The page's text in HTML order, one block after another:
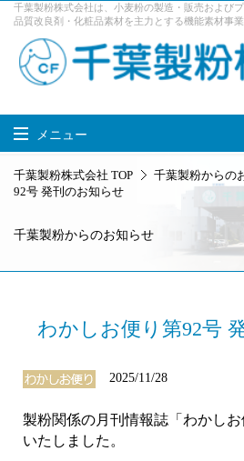
千葉製粉株式会社は、小麦粉の製造・販売および
品質改良剤・化粧品素材を主力とする機能素材事業
メニュー
千葉製粉株式会社
企業情報
採用情報
千葉製粉株式会社 TOP 千葉製粉からの
92号 発刊のお知らせ
千葉製粉からのお知らせ
わかしお便り第92号
2025/11/28
製粉関係の月刊情報誌「わかしお
いたしました。